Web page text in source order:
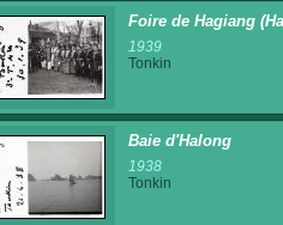
Foire de Hagiang
1939
Tonkin
Baie d'Halong
1938
Tonkin